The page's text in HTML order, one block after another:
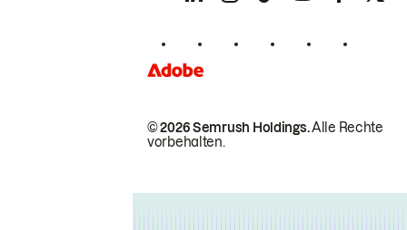
© 2026 Semrush Holdings.Alle Rechte
vorbehalten.